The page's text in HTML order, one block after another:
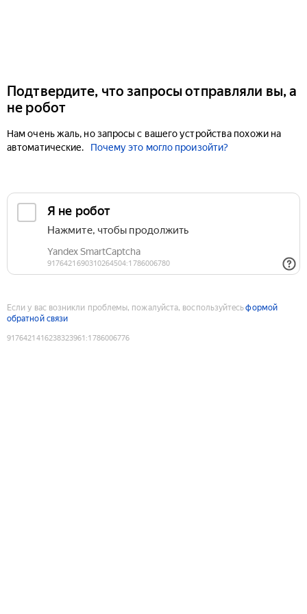
Подтвердите, что запросы отправляли вы, а
не робот
Нам очень жаль, но запросы с вашего устройства похожи на
автоматические.
Почему это могло произойти?
Если у вас возникли проблемы, пожалуйста, воспользуйтесьформой
обратной связи
9176421416238323961 :1786006776